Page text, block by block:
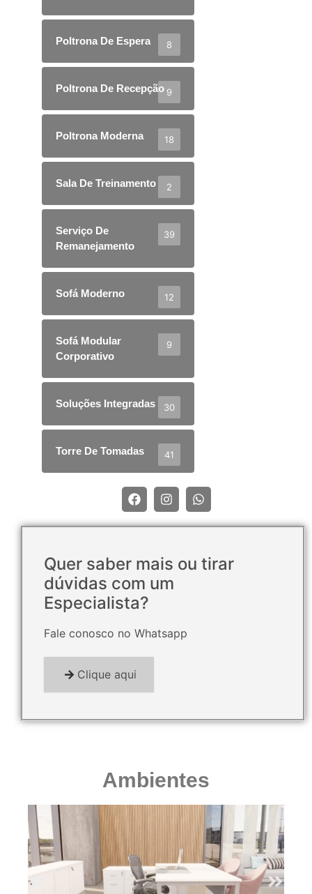
Poltrona De Espera 8
Poltrona De Recepção 9
Poltrona Moderna 18
Sala De Treinamento 2
Serviço De
Remanejamento
39
Sofá Moderno 12
Sofá Modular
Corporativo
9
Soluções Integradas 30
Torre De Tomadas 41
Quer saber mais ou tirar
dúvidas com um
Especialista?
Fale conosco no Whatsapp
Clique aqui
Ambientes